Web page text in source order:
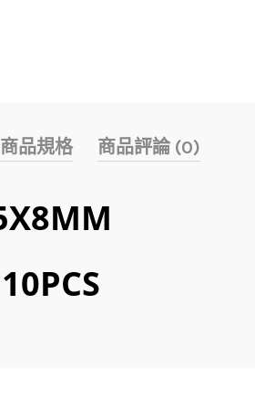
商品規格 商品評論 (0)
10PCS